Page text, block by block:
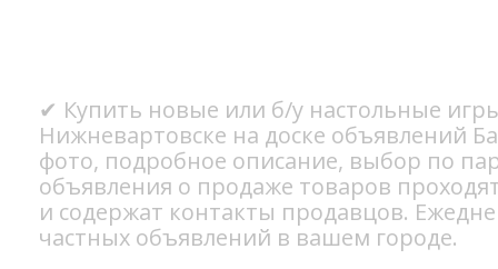
✔ Купить новые или б/у настольные
Нижневартовске на доске объявлений
фото, подробное описание, выбор по
объявления о продаже товаров
и содержат контакты продавцов.
частных объявлений в вашем городе.